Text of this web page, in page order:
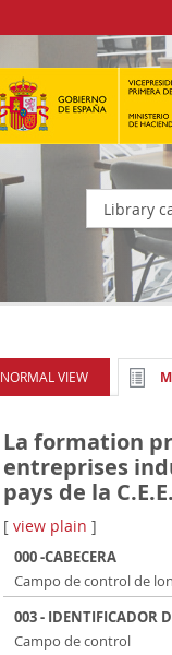
Library
NORMAL VIEW
La formation
entreprises
pays de la
[ view plain ]
000 -CABECERA
Campo de control de
003 - IDENTIFICADOR
Campo de control